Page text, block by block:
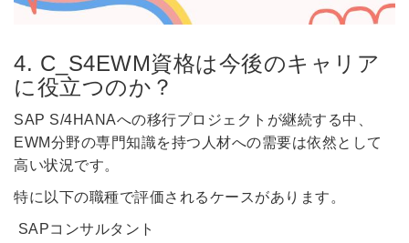
4. C_S4EWM資格は今後のキャリア
に役立つのか？
SAP S/4HANAへの移行プロジェクトが継続する中、
EWM分野の専門知識を持つ人材への需要は依然として
高い状況です。
特に以下の職種で評価されるケースがあります。
SAPコンサルタント